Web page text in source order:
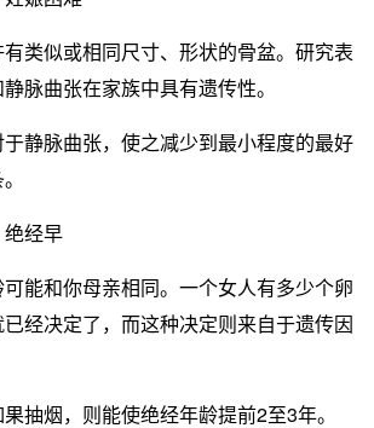
似或相同尺寸、形状的骨盆。研究表
脉曲张在家族中具有遗传性。
脉曲张，使之减少到最小程度的最好
经早
和你母亲相同。一个女人有多少个卵
经决定了，而这种决定则来自于遗传因
烟，则能使绝经年龄提前2至3年。